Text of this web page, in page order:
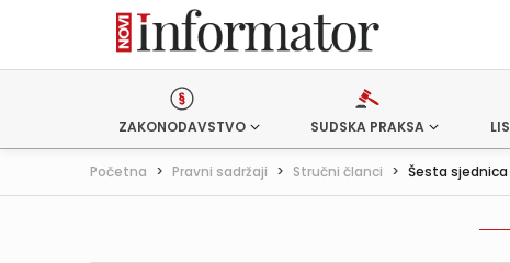
ZAKONODAVSTVO SUDSKA PRAKSA
Početna > Pravni sadržaji > Stručni članci > Šesta